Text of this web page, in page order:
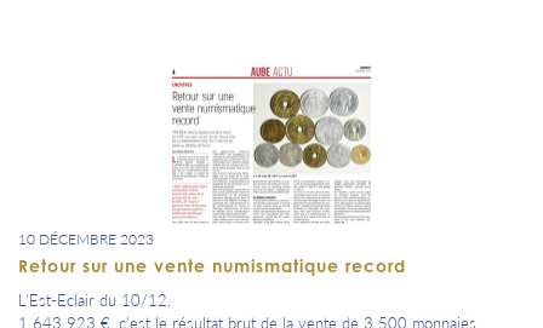
10 DÉCEMBRE 2023
Retour sur une vente numismatique record
L'Est-Eclair du 10/12.
1 643 923 €, c’est le résultat brut de la vente de 3 500 monnaies